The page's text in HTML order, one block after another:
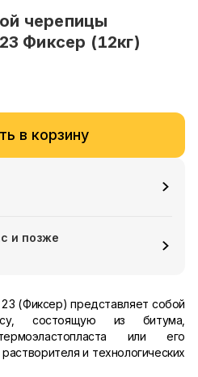
черепицы
Фиксер (12кг)
в корзину
и позже
(Фиксер) представляет собой
состоящую из битума,
или его
и технологических